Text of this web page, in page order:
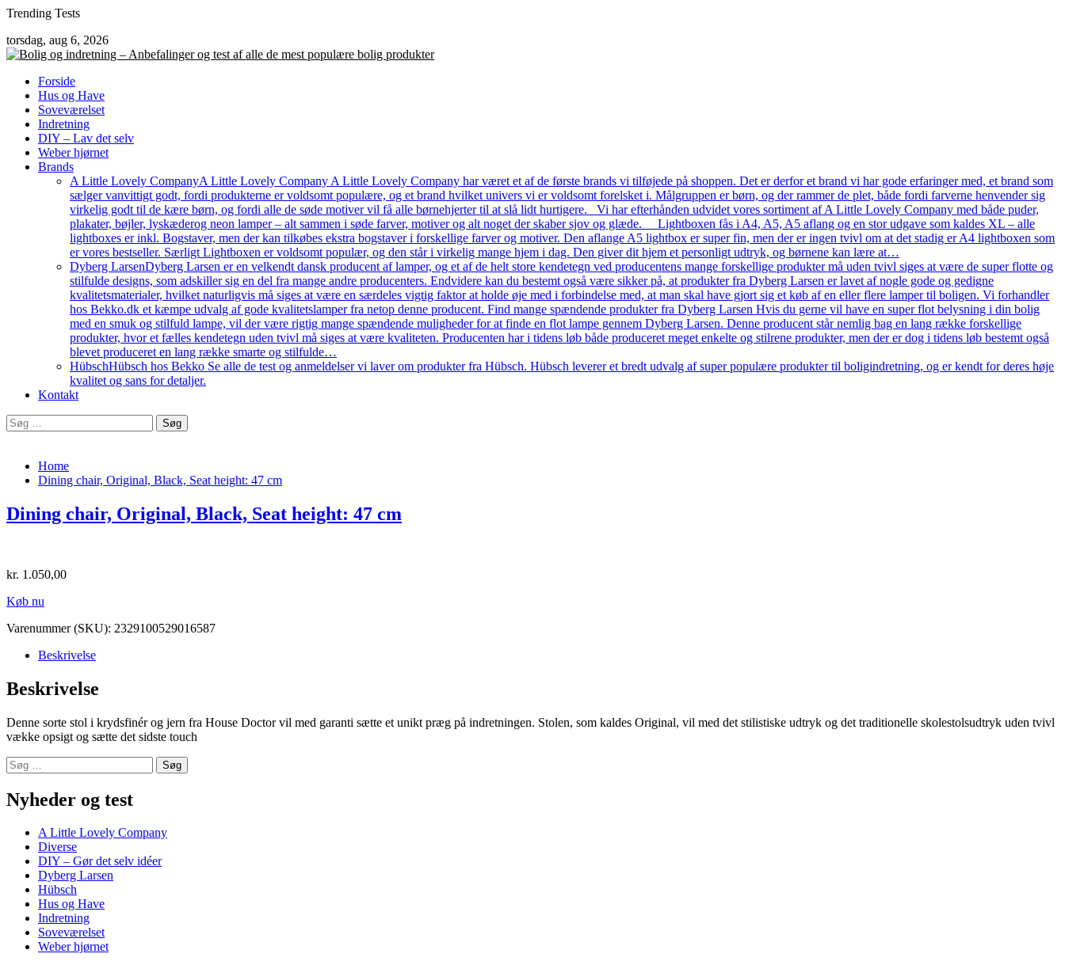
Skip
content
Trending Tests
torsdag, aug 6, 2026
Forside
Hus og Have
Soveværelset
Indretning
DIY – Lav det selv
Weber hjørnet
Brands
A Little Lovely CompanyA Little Lovely Company A Little Lovely Company har været et af de første brands vi tilføjede på shoppen. Det er derfor et brand vi har gode erfaringer med, et brand som
sælger vanvittigt godt, fordi produkterne er voldsomt populære, og et brand hvilket univers vi er voldsomt forelsket i. Målgruppen er børn, og der rammer de plet, både fordi farverne henvender sig
virkelig godt til de kære børn, og fordi alle de søde motiver vil få alle børnehjerter til at slå lidt hurtigere. Vi har efterhånden udvidet vores sortiment af A Little Lovely Company med både puder,
plakater, bøjler, lyskæderog neon lamper – alt sammen i søde farver, motiver og alt noget der skaber sjov og glæde. Lightboxen fås i A4, A5, A5 aflang og en stor udgave som kaldes XL – alle
lightboxes er inkl. Bogstaver, men der kan tilkøbes ekstra bogstaver i forskellige farver og motiver. Den aflange A5 lightbox er super fin, men der er ingen tvivl om at det stadig er A4 lightboxen som
er vores bestseller. Særligt Lightboxen er voldsomt populær, og den står i virkelig mange hjem i dag. Den giver dit hjem et personligt udtryk, og børnene kan lære at…
Dyberg LarsenDyberg Larsen er en velkendt dansk producent af lamper, og et af de helt store kendetegn ved producentens mange forskellige produkter må uden tvivl siges at være de super flotte og
stilfulde designs, som adskiller sig en del fra mange andre producenters. Endvidere kan du bestemt også være sikker på, at produkter fra Dyberg Larsen er lavet af nogle gode og gedigne
kvalitetsmaterialer, hvilket naturligvis må siges at være en særdeles vigtig faktor at holde øje med i forbindelse med, at man skal have gjort sig et køb af en eller flere lamper til boligen. Vi forhandler
hos Bekko.dk et kæmpe udvalg af gode kvalitetslamper fra netop denne producent. Find mange spændende produkter fra Dyberg Larsen Hvis du gerne vil have en super flot belysning i din bolig
med en smuk og stilfuld lampe, vil der være rigtig mange spændende muligheder for at finde en flot lampe gennem Dyberg Larsen. Denne producent står nemlig bag en lang række forskellige
produkter, hvor et fælles kendetegn uden tvivl må siges at være kvaliteten. Producenten har i tidens løb både produceret meget enkelte og stilrene produkter, men der er dog i tidens løb bestemt også
blevet produceret en lang række smarte og stilfulde…
HübschHübsch hos Bekko Se alle de test og anmeldelser vi laver om produkter fra Hübsch. Hübsch leverer et bredt udvalg af super populære produkter til boligindretning, og er kendt for deres høje
kvalitet og sans for detaljer.
Kontakt
Søg
efter:
Home
Dining chair, Original, Black, Seat height: 47 cm
Dining chair, Original, Black, Seat height: 47 cm
kr. 1.050,00
Køb nu
Varenummer (SKU): 2329100529016587
Beskrivelse
Beskrivelse
Denne sorte stol i krydsfinér og jern fra House Doctor vil med garanti sætte et unikt præg på indretningen. Stolen, som kaldes Original, vil med det stilistiske udtryk og det traditionelle skolestolsudtryk uden tvivl
vække opsigt og sætte det sidste touch
Søg
efter:
Nyheder og test
A Little Lovely Company
Diverse
DIY – Gør det selv idéer
Dyberg Larsen
Hübsch
Hus og Have
Indretning
Soveværelset
Weber hjørnet